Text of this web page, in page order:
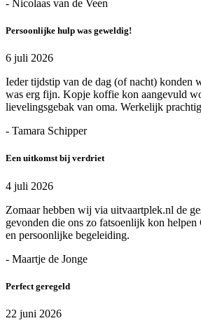
- Nicolaas van de Veen
Persoonlijke hulp was geweldig!
6 juli 2026
Ieder tijdstip van de dag (of nacht) konden
was erg fijn. Kopje koffie kon aangevuld
lievelingsgebak van oma. Werkelijk
- Tamara Schipper
Een uitkomst bij verdriet
4 juli 2026
Zomaar hebben wij via uitvaartplek.nl de
gevonden die ons zo fatsoenlijk kon
en persoonlijke begeleiding.
- Maartje de Jonge
Perfect geregeld
22 juni 2026